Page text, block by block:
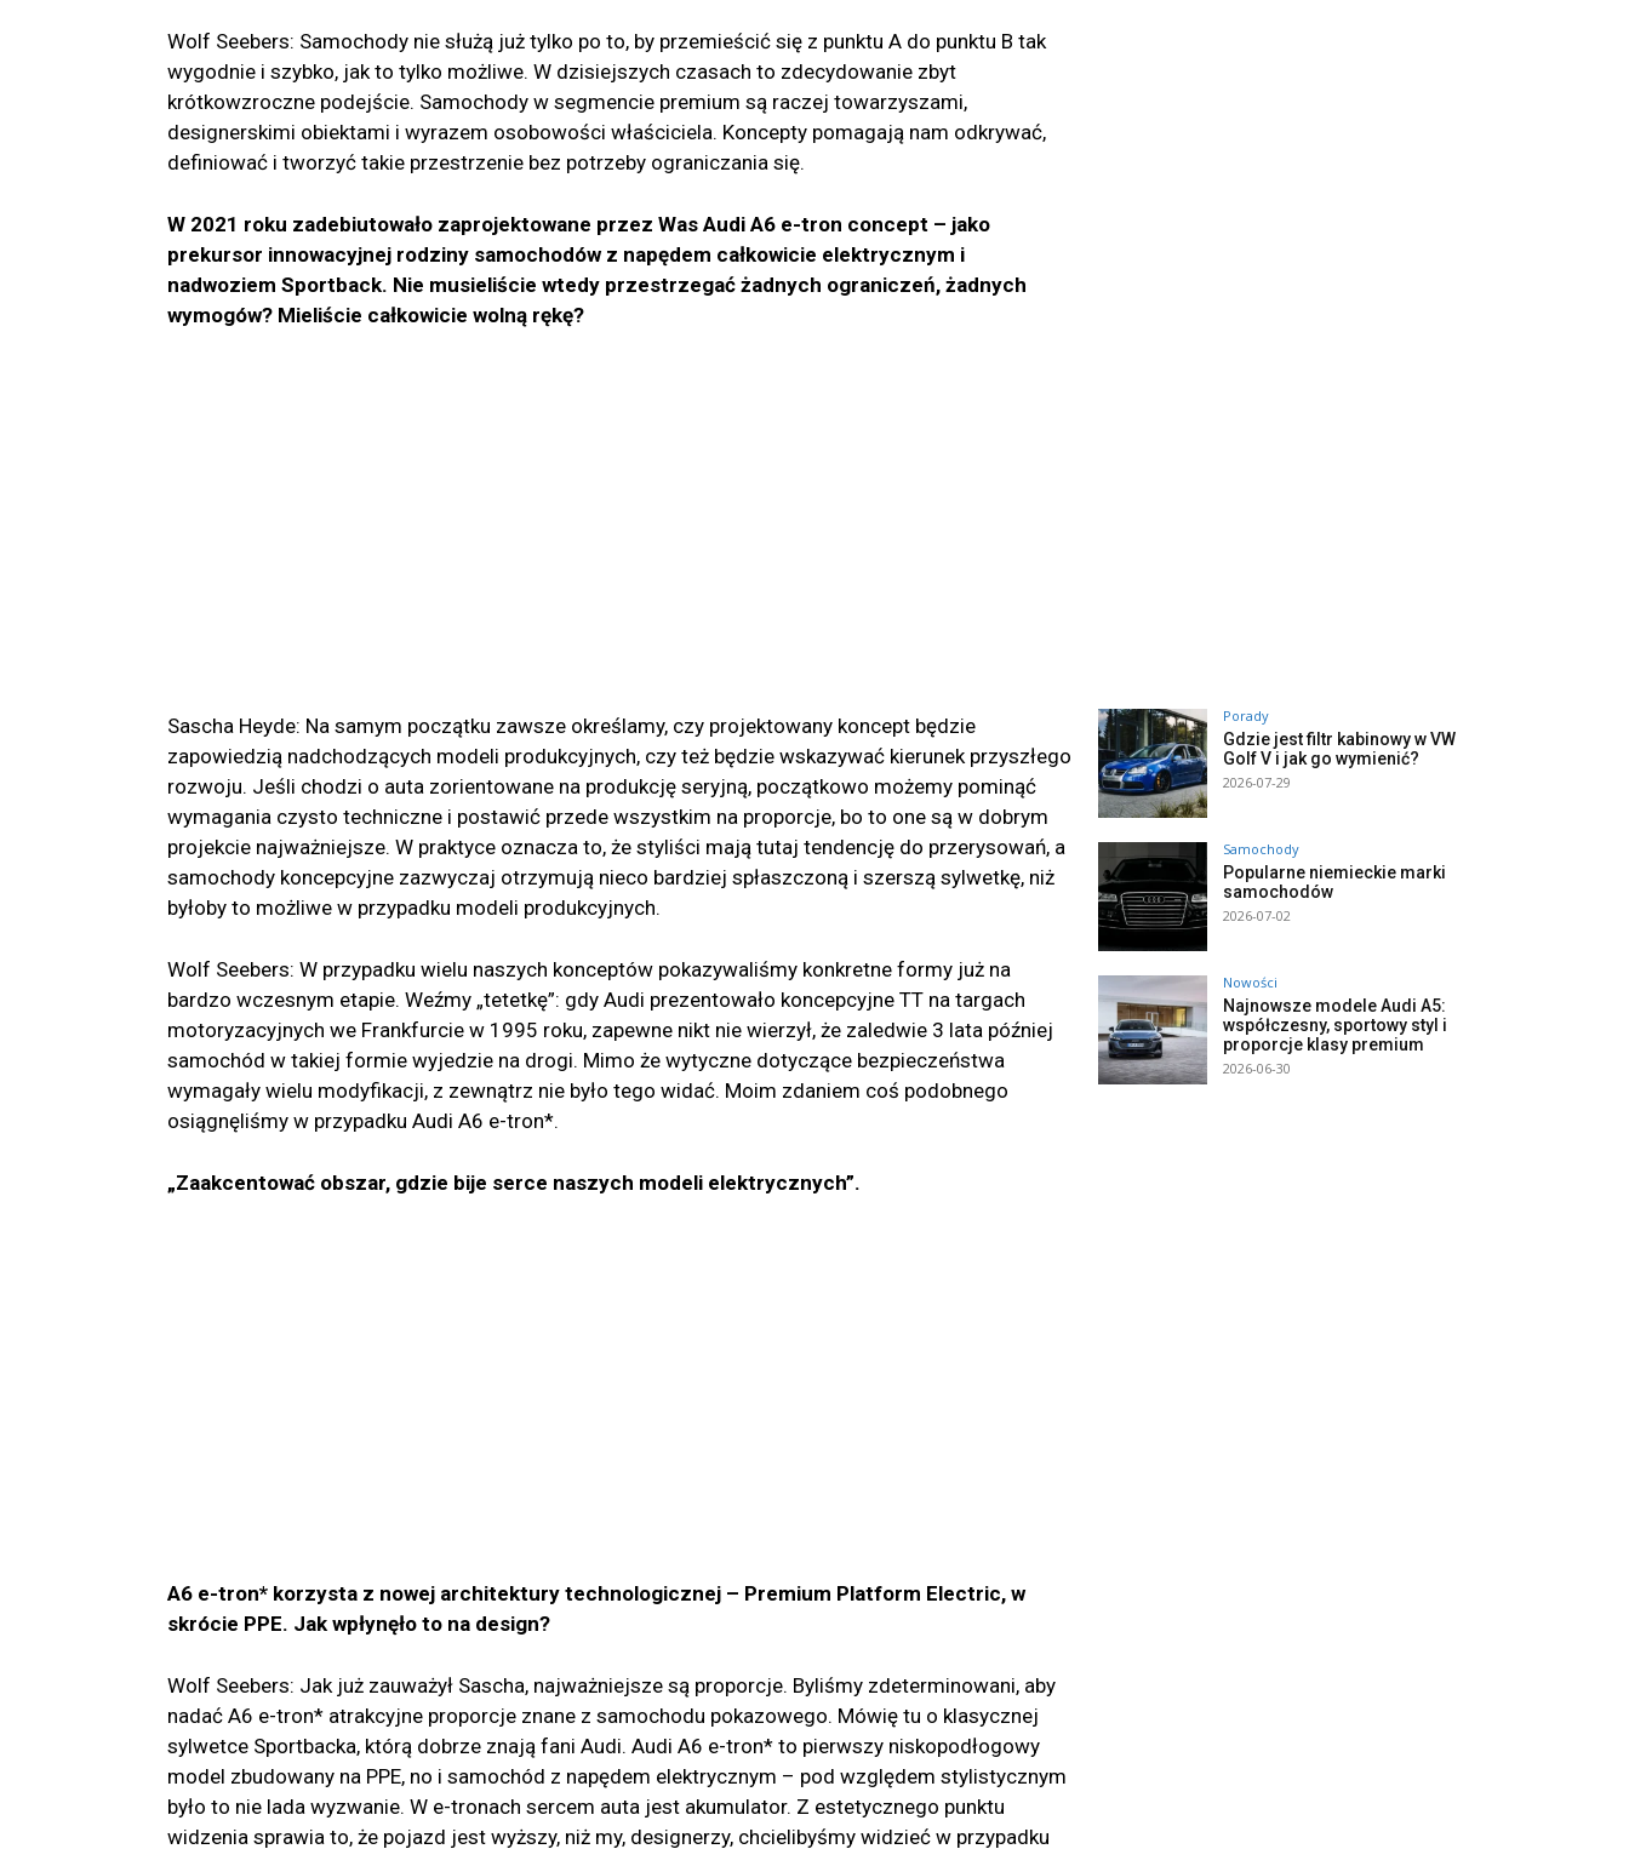
Wolf Seebers: Samochody nie służą już tylko po to, by przemieścić się z punktu A do punktu B tak
wygodnie i szybko, jak to tylko możliwe. W dzisiejszych czasach to zdecydowanie zbyt
krótkowzroczne podejście. Samochody w segmencie premium są raczej towarzyszami,
designerskimi obiektami i wyrazem osobowości właściciela. Koncepty pomagają nam odkrywać,
definiować i tworzyć takie przestrzenie bez potrzeby ograniczania się.
W 2021 roku zadebiutowało zaprojektowane przez Was Audi A6 e-tron concept – jako
prekursor innowacyjnej rodziny samochodów z napędem całkowicie elektrycznym i
nadwoziem Sportback. Nie musieliście wtedy przestrzegać żadnych ograniczeń, żadnych
wymogów? Mieliście całkowicie wolną rękę?
Sascha Heyde: Na samym początku zawsze określamy, czy projektowany koncept będzie
zapowiedzią nadchodzących modeli produkcyjnych, czy też będzie wskazywać kierunek przyszłego
rozwoju. Jeśli chodzi o auta zorientowane na produkcję seryjną, początkowo możemy pominąć
wymagania czysto techniczne i postawić przede wszystkim na proporcje, bo to one są w dobrym
projekcie najważniejsze. W praktyce oznacza to, że styliści mają tutaj tendencję do przerysowań, a
samochody koncepcyjne zazwyczaj otrzymują nieco bardziej spłaszczoną i szerszą sylwetkę, niż
byłoby to możliwe w przypadku modeli produkcyjnych.
Wolf Seebers: W przypadku wielu naszych konceptów pokazywaliśmy konkretne formy już na
bardzo wczesnym etapie. Weźmy „tetetkę”: gdy Audi prezentowało koncepcyjne TT na targach
motoryzacyjnych we Frankfurcie w 1995 roku, zapewne nikt nie wierzył, że zaledwie 3 lata później
samochód w takiej formie wyjedzie na drogi. Mimo że wytyczne dotyczące bezpieczeństwa
wymagały wielu modyfikacji, z zewnątrz nie było tego widać. Moim zdaniem coś podobnego
osiągnęliśmy w przypadku Audi A6 e-tron*.
„Zaakcentować obszar, gdzie bije serce naszych modeli elektrycznych”.
A6 e-tron* korzysta z nowej architektury technologicznej – Premium Platform Electric, w
skrócie PPE. Jak wpłynęło to na design?
Wolf Seebers: Jak już zauważył Sascha, najważniejsze są proporcje. Byliśmy zdeterminowani, aby
nadać A6 e-tron* atrakcyjne proporcje znane z samochodu pokazowego. Mówię tu o klasycznej
sylwetce Sportbacka, którą dobrze znają fani Audi. Audi A6 e-tron* to pierwszy niskopodłogowy
model zbudowany na PPE, no i samochód z napędem elektrycznym – pod względem stylistycznym
było to nie lada wyzwanie. W e-tronach sercem auta jest akumulator. Z estetycznego punktu
widzenia sprawia to, że pojazd jest wyższy, niż my, designerzy, chcielibyśmy widzieć w przypadku
Porady
Gdzie jest filtr kabinowy w VW
Golf V i jak go wymienić?
2026-07-29
Samochody
Popularne niemieckie marki
samochodów
2026-07-02
Nowości
Najnowsze modele Audi A5:
współczesny, sportowy styl i
proporcje klasy premium
2026-06-30